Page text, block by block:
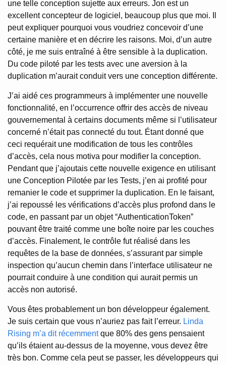
une telle conception sujette aux erreurs. Jon est un
excellent concepteur de logiciel, beaucoup plus que moi. Il
peut expliquer pourquoi vous voudriez concevoir d’une
certaine manière et en décrire les raisons. Moi, d’un autre
côté, je me suis entraîné à être sensible à la duplication.
Du code piloté par les tests avec une aversion à la
duplication m’aurait conduit vers une conception différente.
J’ai aidé ces programmeurs à implémenter une nouvelle
fonctionnalité, en l’occurrence offrir des accès de niveau
gouvernemental à certains documents même si l’utilisateur
concerné n’était pas connecté du tout. Étant donné que
ceci requérait une modification de tous les contrôles
d’accès, cela nous motiva pour modifier la conception.
Pendant que j’ajoutais cette nouvelle exigence en utilisant
une Conception Pilotée par les Tests, j’en ai profité pour
remanier le code et supprimer la duplication. En le faisant,
j’ai repoussé les vérifications d’accès plus profond dans le
code, en passant par un objet “AuthenticationToken”
pouvant être traité comme une boîte noire par les couches
d’accès. Finalement, le contrôle fut réalisé dans les
requêtes de la base de données, s’assurant par simple
inspection qu’aucun chemin dans l’interface utilisateur ne
pourrait conduire à une condition qui aurait permis un
accès non autorisé.
Vous êtes probablement un bon développeur également.
Je suis certain que vous n’auriez pas fait l’erreur. Linda
Rising m’a dit récemmentque 80% des gens pensaient
qu’ils étaient au-dessus de la moyenne, vous devez être
très bon. Comme cela peut se passer, les développeurs qui